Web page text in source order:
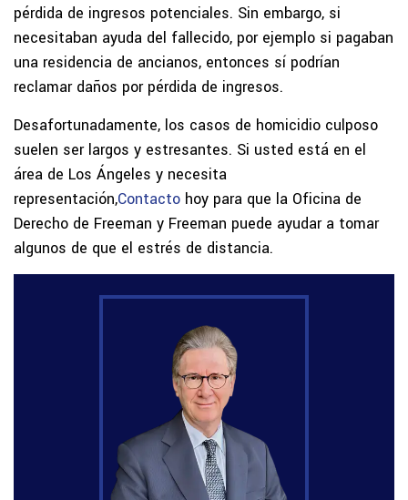
pérdida de ingresos potenciales. Sin embargo, si
necesitaban ayuda del fallecido, por ejemplo si pagaban
una residencia de ancianos, entonces sí podrían
reclamar daños por pérdida de ingresos.
Desafortunadamente, los casos de homicidio culposo
suelen ser largos y estresantes. Si usted está en el
área de Los Ángeles y necesita
representación,Contacto hoy para que la Oficina de
Derecho de Freeman y Freeman puede ayudar a tomar
algunos de que el estrés de distancia.